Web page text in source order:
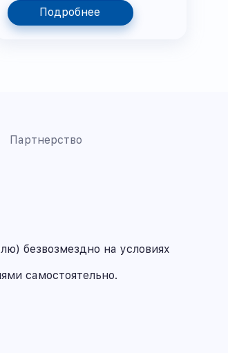
Подробнее
Партнерство
безвозмездно на условиях
самостоятельно.